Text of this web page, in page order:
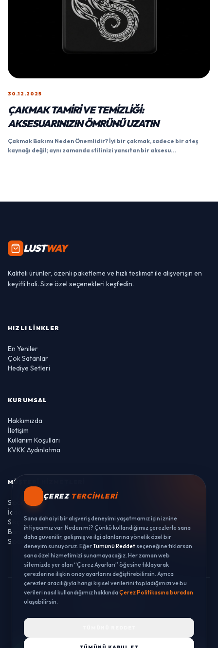
30.12.2025
ÇAKMAK TAMIRI VE TEMIZLIĞI:
AKSESUARINIZIN ÖMRÜNÜ UZATIN
Çakmak Bakımı Neden Önemlidir? İyi bir çakmak, sadece bir ateş
kaynağı değil; aynı zamanda stilinizi yansıtan bir aksesu...
LUSTWAY
Kaliteli ürünler, özenli paketleme ve hızlı teslimat ile alışverişin en
keyifli hali. Size özel seçenekleri keşfedin.
HIZLI LINKLER
En Yeniler
Çok Satanlar
Hediye Setleri
KURUMSAL
Hakkımızda
İletişim
Kullanım Koşulları
KVKK Aydınlatma
MÜŞTERI HIZMETLERI
Sipariş Takibi
İade ve Değişim
Sıkça Sorulan Sorular
Banka Hesaplarımız
Sipariş Takibi
© 2026 LUSTWAY. TÜM HAKLARI SAKLIDIR.
ÇEREZ TERCIHLERI
Sana daha iyi bir alışveriş deneyimi yaşatmamız için iznine
ihtiyacımız var. Neden mi? Çünkü kullandığımız çerezlerle sana
daha güvenilir, gelişmiş ve ilgi alanlarına yönelik özel bir
deneyim sunuyoruz. EğerTümünü Reddet seçeneğine tıklarsan
sana özel hizmetimizi sunamayacağız. Her zaman web
sitemizde yer alan “Çerez Ayarları” öğesine tıklayarak
çerezlerine ilişkin onay ayarlarını değiştirebilirsin. Ayrıca
çerezler aracılığıyla hangi kişisel verilerini topladığımızı ve bu
verileri nasıl kullandığımız hakkındaÇerez Politikasına buradan
ulaşabilirsin.